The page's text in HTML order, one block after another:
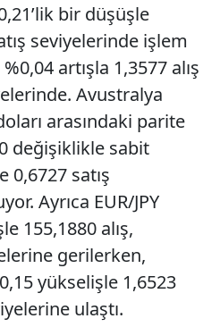
bir düşüşle
seviyelerinde işlem
artışla 1,3577 alış
Avustralya
arasındaki parite
değişiklikle sabit
0,6727 satış
Ayrıca EUR/JPY
155,1880 alış,
gerilerken,
yükselişle 1,6523
ulaştı.